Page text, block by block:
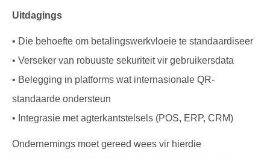
Uitdagings
• Die behoefte om betalingswerkvloeie te standaardiseer
• Verseker van robuuste sekuriteit vir gebruikersdata
• Belegging in platforms wat internasionale QR-
standaarde ondersteun
• Integrasie met agterkantstelsels (POS, ERP, CRM)
Ondernemings moet gereed wees vir hierdie